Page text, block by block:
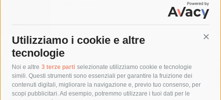
Utilizziamo i cookie e altre
tecnologie
Noi e altre 3 terze parti selezionate utilizziamo cookie e tecnologie
simili. Questi strumenti sono essenziali per garantire la fruizione dei
contenuti digitali, migliorare la navigazione e, previo tuo consenso, per
scopi pubblicitari. Ad esempio, potremmo utilizzare i tuoi dati per le
Tag
acqua allerta meteo
anas